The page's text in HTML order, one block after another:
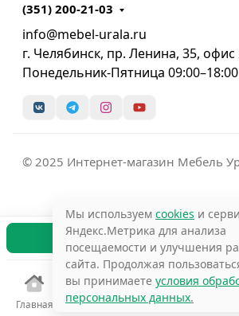
В корзину
Главная Избранное Сравнение
(351) 200-21-03
info@mebel-urala.ru
г. Челябинск, пр. Ленина, 35, офис
Понедельник-Пятница 09:00–18:00
© 2025 Интернет-магазин Мебель
Мы используем cookies и
Яндекс.Метрика для анализа
посещаемости и улучшения
сайта. Продолжая
вы принимаете условия
персональных данных.